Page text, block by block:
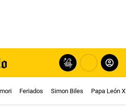
Feriados Simon Biles Papa León